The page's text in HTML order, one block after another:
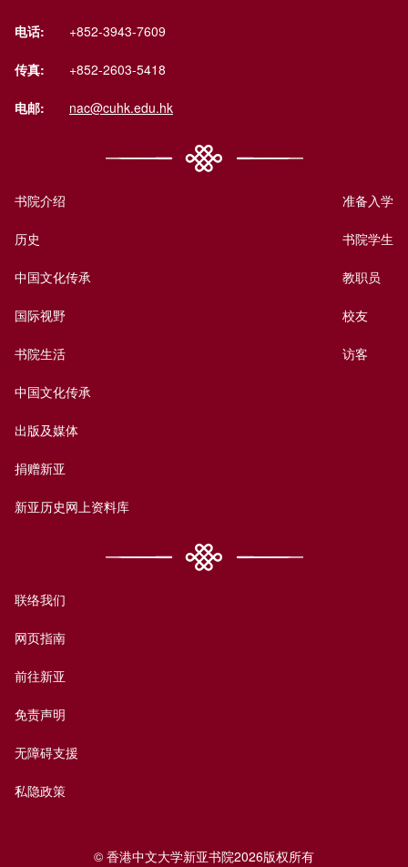
电话: +852-3943-7609
传真: +852-2603-5418
电邮: nac@cuhk.edu.hk
书院介绍
历史
中国文化传承
国际视野
书院生活
中国文化传承
出版及媒体
捐赠新亚
新亚历史网上资料库
准备入学
书院学生
教职员
校友
访客
联络我们
网页指南
前往新亚
免责声明
无障碍支援
私隐政策
© 香港中文大学新亚书院2026版权所有